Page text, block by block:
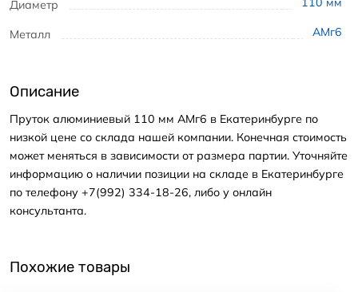
Диаметр
Металл АМг6
Описание
Пруток алюминиевый 110 мм АМг6 в Екатеринбурге по
низкой цене со склада нашей компании. Конечная стоимость
может меняться в зависимости от размера партии. Уточняйте
информацию о наличии позиции на складе в Екатеринбурге
по телефону +7(992) 334-18-26, либо у онлайн
консультанта.
Похожие товары